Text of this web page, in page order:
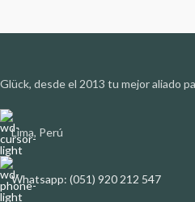
Glück, desde el 2013 tu mejor aliado
Lima, Perú
Whatsapp: (051) 920 212 547